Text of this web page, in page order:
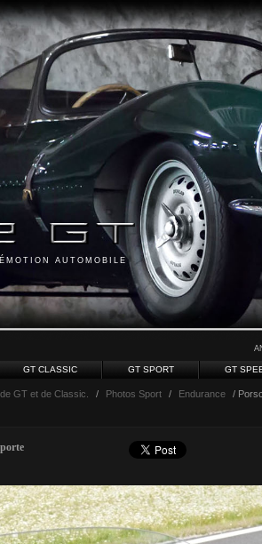
AUTOMOBILE
GT CLASSIC GT SPORT GT
GT et de Classic. / Photos Sport / Endurance /